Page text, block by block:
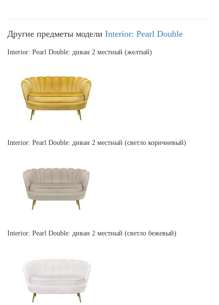
Другие предметы модели Interior: Pearl Double
Interior: Pearl Double: диван 2 местный (желтый)
Interior: Pearl Double: диван 2 местный (светло коричневый)
Interior: Pearl Double: диван 2 местный (светло бежевый)